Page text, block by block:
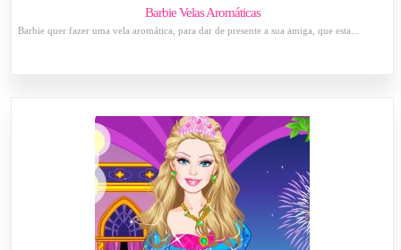
Barbie Velas Aromáticas
Barbie quer fazer uma vela aromática, para dar de presente a sua amiga, que esta...